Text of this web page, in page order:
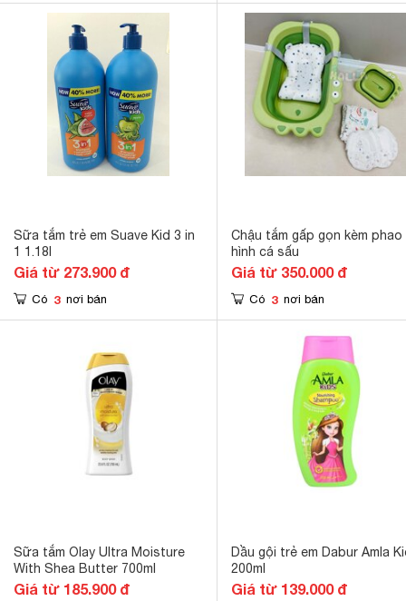
Sữa tắm trẻ em Suave Kid 3 in
1 1.18l
Giá từ 273.900 đ
Có 3 nơi bán
Chậu tắm gấp gọn kèm phao
hình cá sấu
Giá từ 350.000 đ
Có 3 nơi bán
Sữa tắm Olay Ultra Moisture
With Shea Butter 700ml
Giá từ 185.900 đ
Dầu gội trẻ em Dabur Amla
200ml
Giá từ 139.000 đ